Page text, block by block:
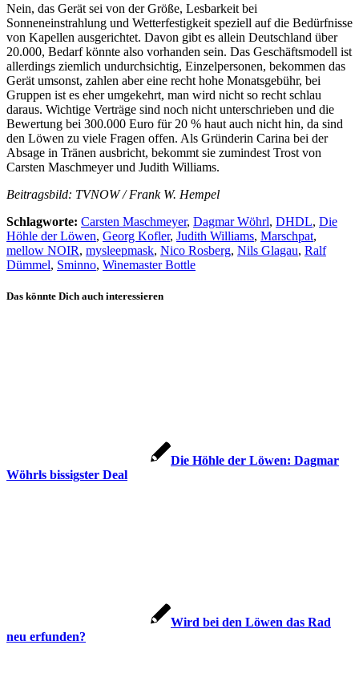
Nein, das Gerät sei von der Größe, Lesbarkeit bei
Sonneneinstrahlung und Wetterfestigkeit speziell auf die Bedürfnisse
von Kapellen ausgerichtet. Davon gibt es allein Deutschland über
20.000, Bedarf könnte also vorhanden sein. Das Geschäftsmodell ist
allerdings ziemlich undurchsichtig, Einzelpersonen, bekommen das
Gerät umsonst, zahlen aber eine recht hohe Monatsgebühr, bei
Gruppen ist es eher umgekehrt, man wird nicht so recht schlau
daraus. Wichtige Verträge sind noch nicht unterschrieben und die
Bewertung bei 300.000 Euro für 20 % haut auch nicht hin, da sind
den Löwen zu viele Fragen offen. Als Gründerin Carina bei der
Absage in Tränen ausbricht, bekommt sie zumindest Trost von
Carsten Maschmeyer und Judith Williams.
Beitragsbild: TVNOW / Frank W. Hempel
Schlagworte: Carsten Maschmeyer, Dagmar Wöhrl, DHDL, Die
Höhle der Löwen, Georg Kofler, Judith Williams, Marschpat,
mellow NOIR, mysleepmask, Nico Rosberg, Nils Glagau, Ralf
Dümmel, Sminno, Winemaster Bottle
Das könnte Dich auch interessieren
Die Höhle der Löwen: Dagmar
Wöhrls bissigster Deal
Wird bei den Löwen das Rad
neu erfunden?